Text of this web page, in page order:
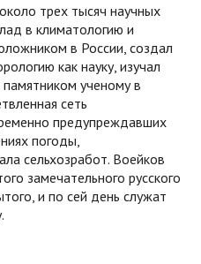
трех тысяч научных
в климатологию и
в России, создал
как науку, изучал
ученому в
сеть
предупреждавших
погоды,
сельхозработ. Воейков
замечательного русского
и по сей день служат